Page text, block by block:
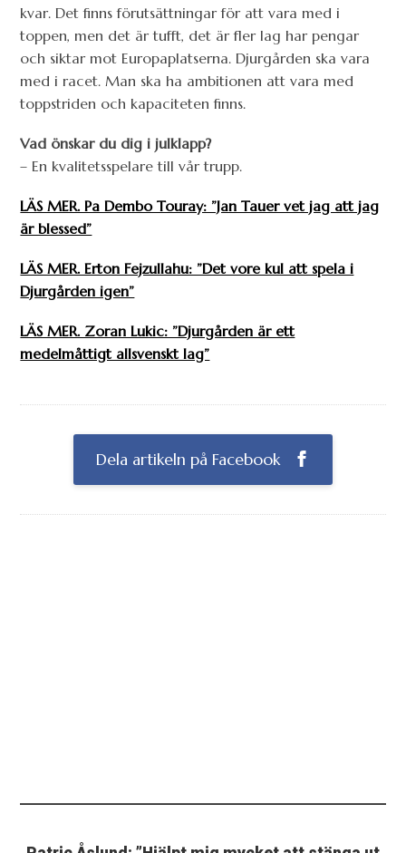
kvar. Det finns förutsättningar för att vara med i
toppen, men det är tufft, det är fler lag har pengar
och siktar mot Europaplatserna. Djurgården ska vara
med i racet. Man ska ha ambitionen att vara med
toppstriden och kapaciteten finns.
Vad önskar du dig i julklapp?
– En kvalitetsspelare till vår trupp.
LÄS MER. Pa Dembo Touray: ”Jan Tauer vet jag att jag
är blessed”
LÄS MER. Erton Fejzullahu: ”Det vore kul att spela i
Djurgården igen”
LÄS MER. Zoran Lukic: ”Djurgården är ett
medelmåttigt allsvenskt lag”
Dela artikeln på Facebook